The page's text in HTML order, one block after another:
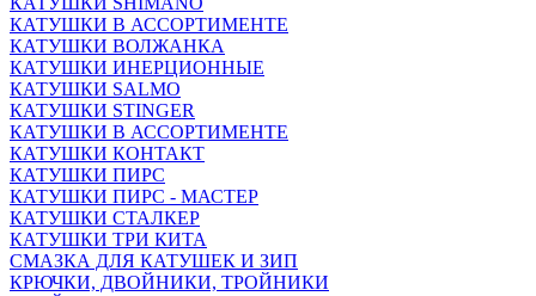
КАТУШКИ В АССОРТИМЕНТЕ
КАТУШКИ ВОЛЖАНКА
КАТУШКИ ИНЕРЦИОННЫЕ
КАТУШКИ SALMO
КАТУШКИ STINGER
КАТУШКИ В АССОРТИМЕНТЕ
КАТУШКИ КОНТАКТ
КАТУШКИ ПИРС
КАТУШКИ ПИРС - МАСТЕР
КАТУШКИ СТАЛКЕР
КАТУШКИ ТРИ КИТА
СМАЗКА ДЛЯ КАТУШЕК И ЗИП
КРЮЧКИ, ДВОЙНИКИ, ТРОЙНИКИ